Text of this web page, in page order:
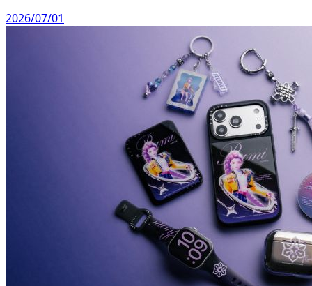
2026/07/01